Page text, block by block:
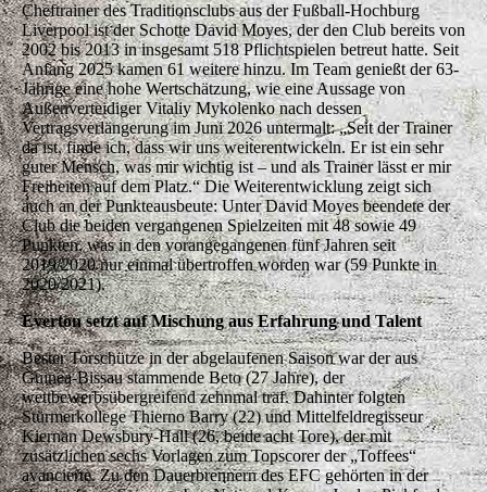
Cheftrainer des Traditionsclubs aus der Fußball-Hochburg
Liverpool ist der Schotte David Moyes, der den Club bereits von
2002 bis 2013 in insgesamt 518 Pflichtspielen betreut hatte. Seit
Anfang 2025 kamen 61 weitere hinzu. Im Team genießt der 63-
Jährige eine hohe Wertschätzung, wie eine Aussage von
Außenverteidiger Vitaliy Mykolenko nach dessen
Vertragsverlängerung im Juni 2026 untermalt: „Seit der Trainer
da ist, finde ich, dass wir uns weiterentwickeln. Er ist ein sehr
guter Mensch, was mir wichtig ist – und als Trainer lässt er mir
Freiheiten auf dem Platz.“ Die Weiterentwicklung zeigt sich
auch an der Punkteausbeute: Unter David Moyes beendete der
Club die beiden vergangenen Spielzeiten mit 48 sowie 49
Punkten, was in den vorangegangenen fünf Jahren seit
2019/2020 nur einmal übertroffen worden war (59 Punkte in
2020/2021).
Everton setzt auf Mischung aus Erfahrung und Talent
Bester Torschütze in der abgelaufenen Saison war der aus
Guinea-Bissau stammende Beto (27 Jahre), der
wettbewerbsübergreifend zehnmal traf. Dahinter folgten
Stürmerkollege Thierno Barry (22) und Mittelfeldregisseur
Kiernan Dewsbury-Hall (26, beide acht Tore), der mit
zusätzlichen sechs Vorlagen zum Topscorer der „Toffees“
avancierte. Zu den Dauerbrennern des EFC gehörten in der